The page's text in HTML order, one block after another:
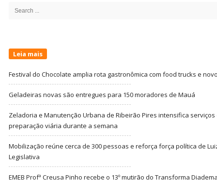
Search
Leia mais
Festival do Chocolate amplia rota gastronômica com food trucks e
Geladeiras novas são entregues para 150 moradores de Mauá
Zeladoria e Manutenção Urbana de Ribeirão Pires intensifica
preparação viária durante a semana
Mobilização reúne cerca de 300 pessoas e reforça força política de
Legislativa
EMEB Profª Creusa Pinho recebe o 13º mutirão do Transforma